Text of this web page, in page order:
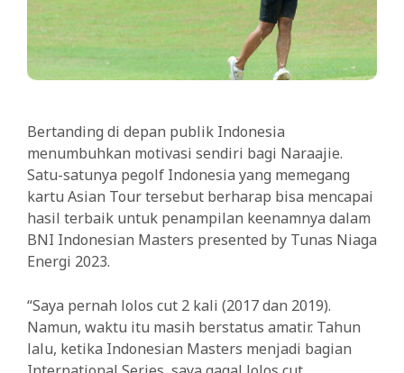
Bertanding di depan publik Indonesia
menumbuhkan motivasi sendiri bagi Naraajie.
Satu-satunya pegolf Indonesia yang memegang
kartu Asian Tour tersebut berharap bisa mencapai
hasil terbaik untuk penampilan keenamnya dalam
BNI Indonesian Masters presented by Tunas Niaga
Energi 2023.
“Saya pernah lolos cut 2 kali (2017 dan 2019).
Namun, waktu itu masih berstatus amatir. Tahun
lalu, ketika Indonesian Masters menjadi bagian